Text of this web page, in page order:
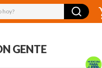
hoy?
GENTE